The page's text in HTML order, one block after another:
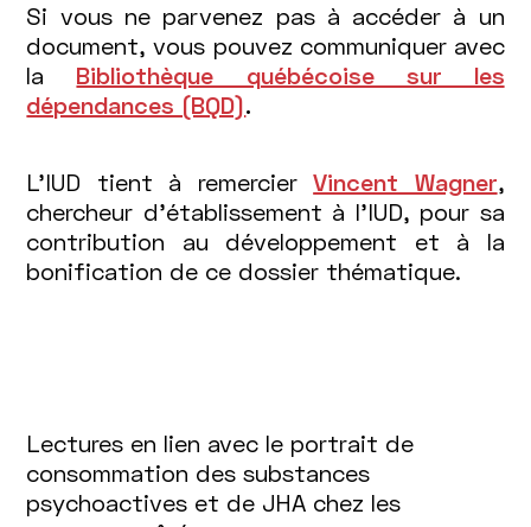
Si vous ne parvenez pas à accéder à un
document, vous pouvez communiquer avec
la Bibliothèque québécoise sur les
dépendances (BQD).
L’IUD tient à remercierVincent Wagner,
chercheur d'établissement à l'IUD, pour sa
contribution au développement et à la
bonification de ce dossier thématique.
Lectures en lien avec le portrait de
consommation des substances
psychoactives et de JHA chez les